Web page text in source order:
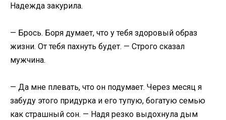
Надежда закурила.​
​— Брось. Боря думает, что у тебя здоровый образ
жизни. От тебя пахнуть будет. — Строго сказал
мужчина.​
— Да мне плевать, что он подумает. Через месяц я
забуду этого придурка и его тупую, богатую семью
как страшный сон. — Надя резко выдохнула дым